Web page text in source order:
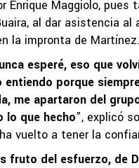
Enrique Maggiolo, pues
al dar asistencia al
la impronta de Martínez.
esperé, eso que
porque
me apartaron del
lo que hecho”, explicó
vuelto a tener la
fruto del esfuerzo, de